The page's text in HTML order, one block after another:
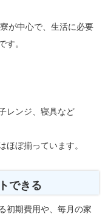
が中心で、生活に必要
す。
レンジ、寝具など
ぼ揃っています。
できる
初期費用や、毎月の家